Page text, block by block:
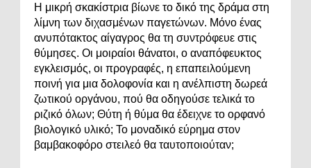
Η μικρή σκακίστρια βίωνε το δικό της δράμα στη
λίμνη των διχασμένων παγετώνων. Μόνο ένας
ανυπότακτος αίγαγρος θα τη συντρόφευε στις
θύμησες. Οι μοιραίοι θάνατοι, ο αναπόφευκτος
εγκλεισμός, οι προγραφές, η επαπειλούμενη
ποινή για μια δολοφονία και η ανέλπιστη δωρεά
ζωτικού οργάνου, πού θα οδηγούσε τελικά το
ριζικό όλων; Θύτη ή θύμα θα έδειχνε το ορφανό
βιολογικό υλικό; Το μοναδικό εύρημα στον
βαμβακοφόρο στειλεό θα ταυτοποιούταν;